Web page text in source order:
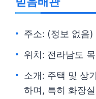
주소: (정보 없음)
위치: 전라남도
소개: 주택 및 상
하며, 특히 화장